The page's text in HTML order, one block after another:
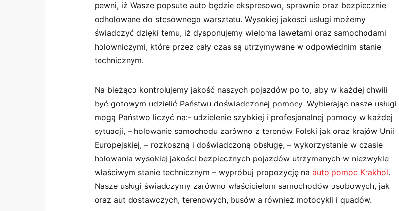
pewni, iż Wasze popsute auto będzie ekspresowo, sprawnie oraz bezpiecznie
odholowane do stosownego warsztatu. Wysokiej jakości usługi możemy
świadczyć dzięki temu, iż dysponujemy wieloma lawetami oraz samochodami
holowniczymi, które przez cały czas są utrzymywane w odpowiednim stanie
technicznym.
Na bieżąco kontrolujemy jakość naszych pojazdów po to, aby w każdej chwili
być gotowym udzielić Państwu doświadczonej pomocy. Wybierając nasze usługi
mogą Państwo liczyć na:- udzielenie szybkiej i profesjonalnej pomocy w każdej
sytuacji, – holowanie samochodu zarówno z terenów Polski jak oraz krajów Unii
Europejskiej, – rozkoszną i doświadczoną obsługę, – wykorzystanie w czasie
holowania wysokiej jakości bezpiecznych pojazdów utrzymanych w niezwykle
właściwym stanie technicznym – wypróbuj propozycję na auto pomoc Krakhol.
Nasze usługi świadczymy zarówno właścicielom samochodów osobowych, jak
oraz aut dostawczych, terenowych, busów a również motocykli i quadów.